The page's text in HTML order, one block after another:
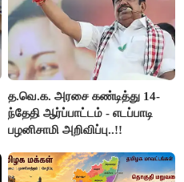
த.வெ.க. அரசை கண்டித்து 14-
ந்தேதி ஆர்ப்பாட்டம் - எடப்பாடி
பழனிசாமி அறிவிப்பு..!!